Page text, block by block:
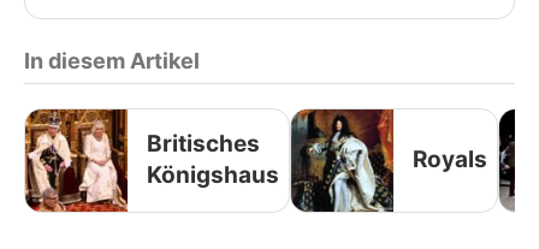
In diesem Artikel
Britisches
Königshaus
Royals